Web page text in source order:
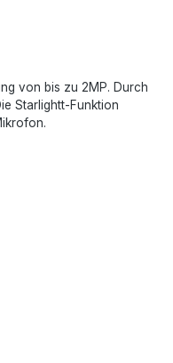
von bis zu 2MP. Durch
Starlightt-Funktion